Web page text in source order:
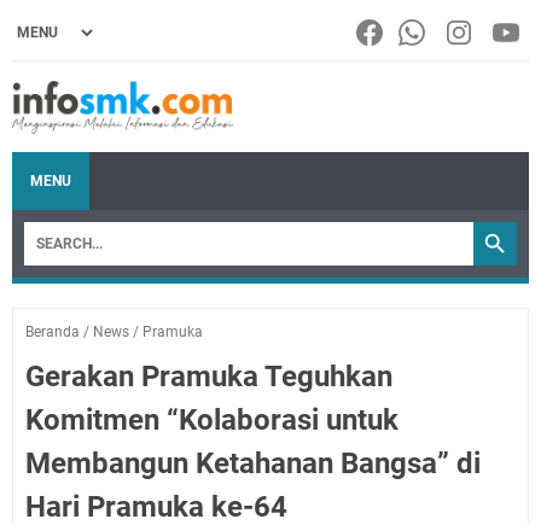
MENU
Beranda / News / Pramuka
Gerakan Pramuka Teguhkan
Komitmen “Kolaborasi untuk
Membangun Ketahanan Bangsa” di
Hari Pramuka ke-64